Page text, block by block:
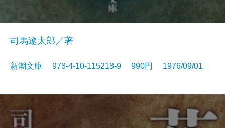
司馬遼太郎／著
新潮文庫 978-4-10-115218-9 990円 1976/09/01